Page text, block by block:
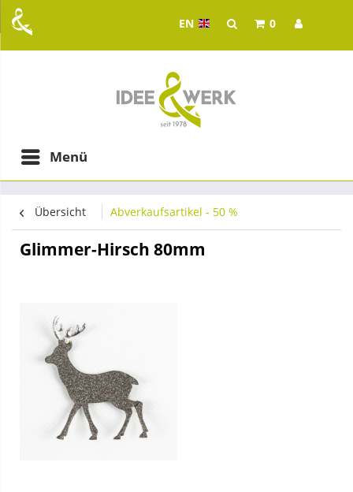
EN Idee & Werk - your
0
Menü
Übersicht Abverkaufsartikel - 50 %
in Graz
Glimmer-Hirsch 80mm